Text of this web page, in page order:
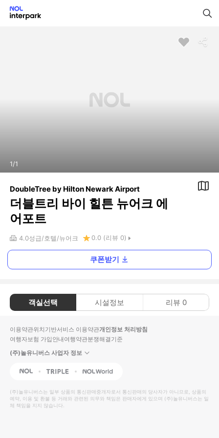
1/1
DoubleTree by Hilton Newark Airport
더블트리 바이 힐튼 뉴어크 에
어포트
4.0성급 호텔 뉴어크 0.0 (리뷰 0)
쿠폰받기
객실선택 시설정보 리뷰 0
이용약관위치기반서비스 이용약관개인정보 처리방침
여행자보험 가입안내여행약관분쟁해결기준
(주)놀유니버스 사업자 정보
NOL Triple Interpark Global
(주)놀유니버스는 일부 상품의 통신판매중개자로서 통신판매의 당사자가 아니므로, 상품의
예약, 이용 및 환불 등 거래와 관련된 의무와 책임은 판매자에게 있으며 (주)놀유니버스는 일
체 책임을 지지 않습니다.